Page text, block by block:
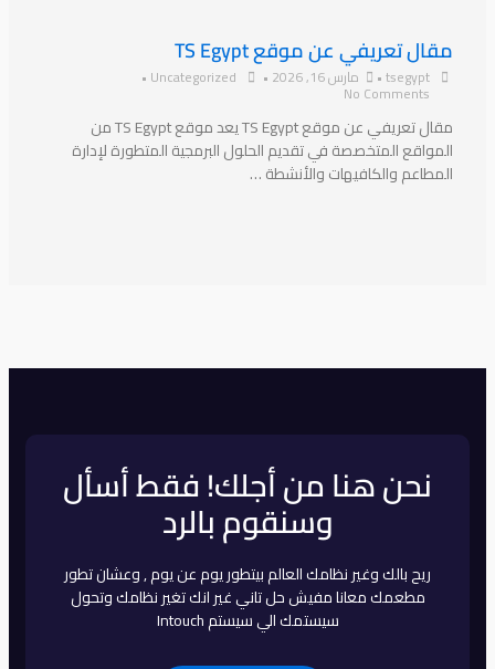
مقال تعريفي عن موقع TS Egypt
tsegypt
• مارس 16, 2026 •
Uncategorized
•
No Comments
مقال تعريفي عن موقع TS Egypt يعد موقع TS Egypt من
المواقع المتخصصة في تقديم الحلول البرمجية المتطورة لإدارة
المطاعم والكافيهات والأنشطة …
نحن هنا من أجلك! فقط أسأل
وسنقوم بالرد
ريح بالك وغير نظامك العالم بيتطور يوم عن يوم , وعشان تطور
مطعمك معانا مفيش حل تاني غير انك تغير نظامك وتحول
سيستمك الي سيستم Intouch